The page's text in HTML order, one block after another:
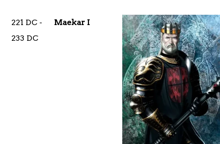
221 DC -
233 DC
Maekar I